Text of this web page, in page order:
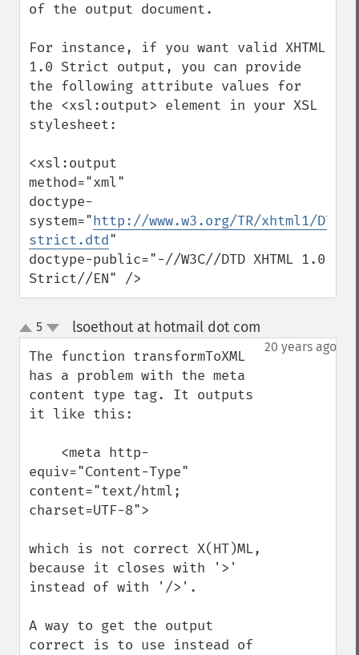
of the output document.
For instance, if you want valid XHTML
1.0 Strict output, you can provide
the following attribute values for
the <xsl:output> element in your XSL
stylesheet:
<xsl:output
method="xml"
doctype-
system="http://www.w3.org/TR/xhtml1/DTD/
strict.dtd"
doctype-public="-//W3C//DTD XHTML 1.0
Strict//EN" />
up
down
5 lsoethout at hotmail dot com
20 years ago
The function transformToXML
has a problem with the meta
content type tag. It outputs
it like this:
equiv="Content-Type"
content="text/html;
charset=UTF-8">
which is not correct X(HT)ML,
because it closes with '>'
instead of with '/>'.
A way to get the output
correct is to use instead of